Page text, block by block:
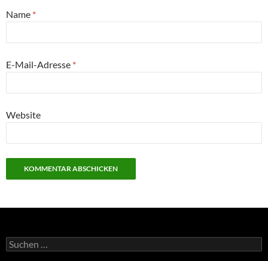
Name *
E-Mail-Adresse *
Website
Suchen
nach: